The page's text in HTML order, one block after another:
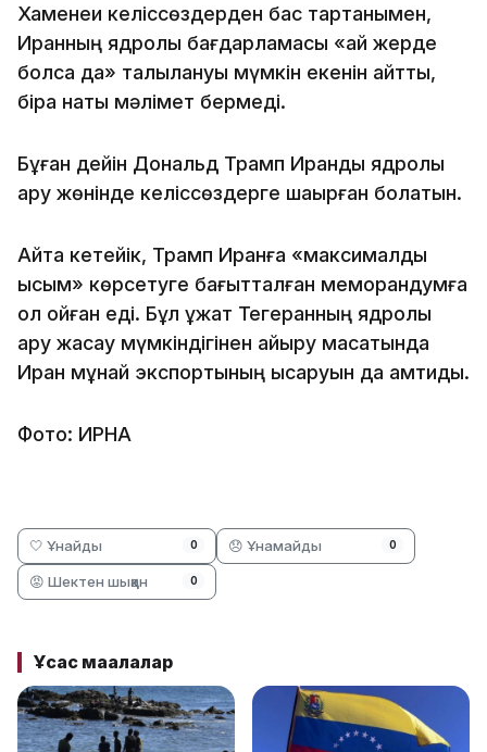
Хаменеи келіссөздерден бас тартқанымен,
Иранның ядролық бағдарламасы «қай жерде
болса да» талқылануы мүмкін екенін айтты,
бірақ нақты мәлімет бермеді.
Бұған дейін Дональд Трамп Иранды ядролық
қару жөнінде келіссөздерге шақырған болатын.
Айта кетейік, Трамп Иранға «максималды
қысым» көрсетуге бағытталған меморандумға
қол қойған еді. Бұл құжат Тегеранның ядролық
қару жасау мүмкіндігінен айыру мақсатында
Иран мұнай экспортының қысқаруын да қамтиды.
Фото: ИРНА
🤍 Ұнайды 0 😞 Ұнамайды 0
😡 Шектен шыққан 0
Ұқсас мақалалар